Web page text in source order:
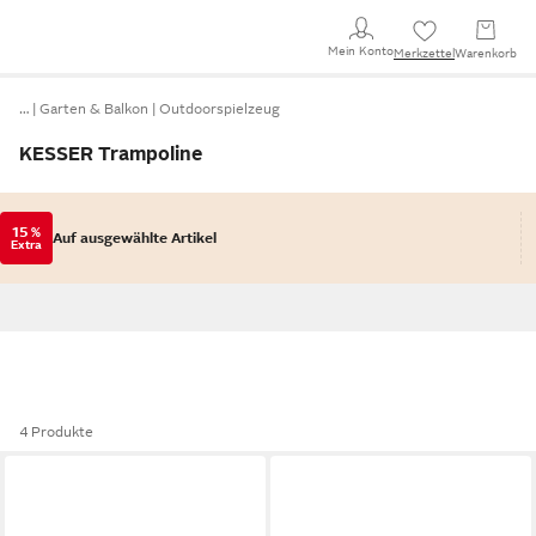
Mein KontoMerkzettel Warenkorb
… Garten & Balkon Outdoorspielzeug
KESSER Trampoline
15 %
Extra Auf ausgewählte Artikel
4 Produkte